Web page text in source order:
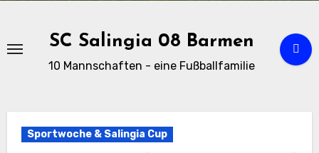
SC Salingia 08 Barmen
10 Mannschaften - eine Fußballfamilie
Sportwoche & Salingia Cup